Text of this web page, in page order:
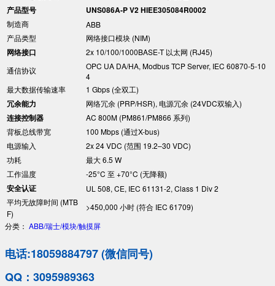
产品型号
UNS086A-P V2 HIEE305084R0002
制造商
ABB
产品类型
网络接口模块 (NIM)
网络接口
2x 10/100/1000BASE-T 以太网 (RJ45)
通信协议
OPC UA DA/HA, Modbus TCP Server, IEC 60870-5-10
4
最大数据传输速率
1 Gbps (全双工)
冗余能力 网络冗余 (PRP/HSR), 电源冗余 (24VDC双输入)
连接控制器
AC 800M (PM861/PM866 系列)
背板总线带宽
100 Mbps (通过X-bus)
电源输入
2x 24 VDC (范围 19.2–30 VDC)
功耗
最大 6.5 W
工作温度
-25°C 至 +70°C (无降额)
安全认证
UL 508, CE, IEC 61131-2, Class 1 Div 2
平均无故障时间 (MTB
F)
>450,000 小时 (符合 IEC 61709)
分类： ABB/瑞士/模块/触摸屏
电话:18059884797 (微信同号)
QQ：3095989363